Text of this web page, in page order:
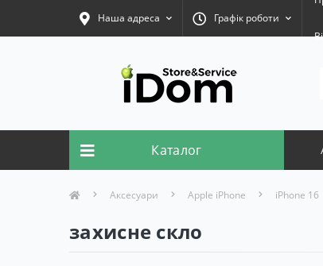
Наша адреса Графік роботи
Каталог
Аксесуари Apple iPhone iPhone 16
захисне скло